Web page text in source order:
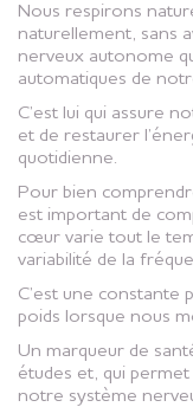
Nous respirons
naturellement, sans
nerveux autonome
automatiques de
C’est lui qui assure
et de restaurer
quotidienne.
Pour bien
est important de
cœur varie tout le
variabilité de la
C’est une
poids lorsque nous
Un marqueur de
études et, qui
notre système